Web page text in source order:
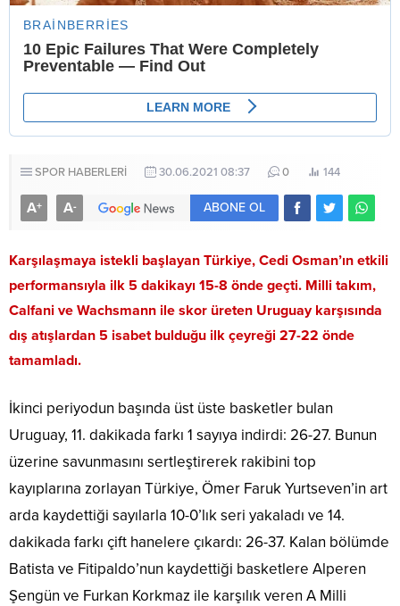
SPOR HABERLERİ 30.06.2021 08:37 0 144
A+ A- ABONE OL
Karşılaşmaya istekli başlayan Türkiye, Cedi Osman’ın etkili
performansıyla ilk 5 dakikayı 15-8 önde geçti. Milli takım,
Calfani ve Wachsmann ile skor üreten Uruguay karşısında
dış atışlardan 5 isabet bulduğu ilk çeyreği 27-22 önde
tamamladı.
İkinci periyodun başında üst üste basketler bulan
Uruguay, 11. dakikada farkı 1 sayıya indirdi: 26-27. Bunun
üzerine savunmasını sertleştirerek rakibini top
kayıplarına zorlayan Türkiye, Ömer Faruk Yurtseven’in art
arda kaydettiği sayılarla 10-0’lık seri yakaladı ve 14.
dakikada farkı çift hanelere çıkardı: 26-37. Kalan bölümde
Batista ve Fitipaldo’nun kaydettiği basketlere Alperen
Şengün ve Furkan Korkmaz ile karşılık veren A Milli